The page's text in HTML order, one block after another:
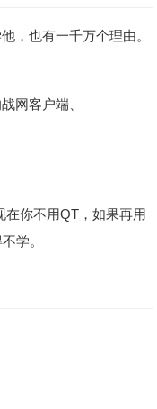
，也有一千万个理由。
网客户端、
在你不用QT，如果再用
学。